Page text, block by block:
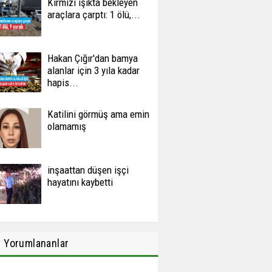
Kırmızı ışıkta bekleyen
araçlara çarptı: 1 ölü,...
Hakan Çığır'dan bamya
alanlar için 3 yıla kadar
hapis...
Katilini görmüş ama emin
olamamış
inşaattan düşen işçi
hayatını kaybetti
Yorumlananlar